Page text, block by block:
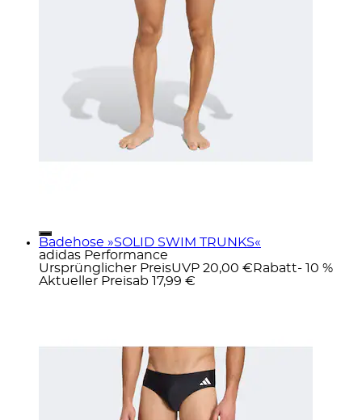
Badehose »SOLID SWIM TRUNKS«
adidas Performance
Ursprünglicher PreisUVP 20,00 € Rabatt- 10 %
Aktueller Preisab 17,99 €